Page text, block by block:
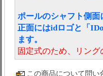
ポールのシャフト側
正面にはidロゴと「
ます。
固定式のため、リン
この商品について問い